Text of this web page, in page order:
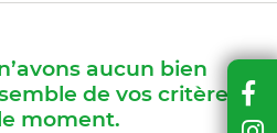
aucun bien
de vos critères
moment.